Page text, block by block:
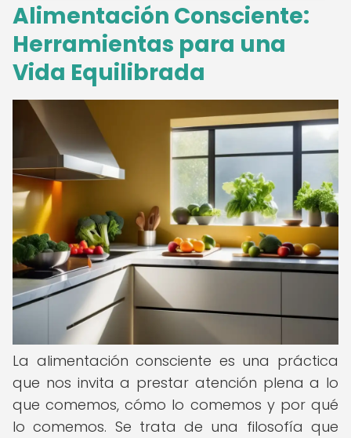
Alimentación Consciente:
Herramientas para una
Vida Equilibrada
La alimentación consciente es una práctica
que nos invita a prestar atención plena a lo
que comemos, cómo lo comemos y por qué
lo comemos. Se trata de una filosofía que